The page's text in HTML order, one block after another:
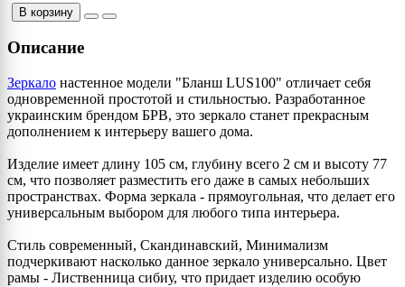
В корзину
Описание
Зеркало настенное модели "Бланш LUS100" отличает себя
одновременной простотой и стильностью. Разработанное
украинским брендом БРВ, это зеркало станет прекрасным
дополнением к интерьеру вашего дома.
Изделие имеет длину 105 см, глубину всего 2 см и высоту 77
см, что позволяет разместить его даже в самых небольших
пространствах. Форма зеркала - прямоугольная, что делает его
универсальным выбором для любого типа интерьера.
Стиль современный, Скандинавский, Минимализм
подчеркивают насколько данное зеркало универсально. Цвет
рамы - Лиственница сибиу, что придает изделию особую